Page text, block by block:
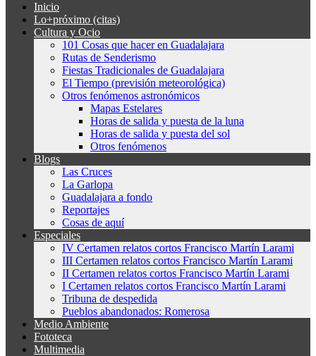
Inicio
Lo+próximo (citas)
Cultura y Ocio
101 Cosas que hacer en Guadalajara
Rutas de Senderismo
Fiestas Tradicionales de Guadalajara
El Tiempo (previsión meteorológica)
Otros fenómenos astronómicos
Mapas Estelares
Horas de salida y puesta de la luna
Horas de salida y puesta del sol
Otros fenómenos
Blogs
Las Cruces
La Garlopa
Guadalajara a fondo
Reportajes
Cosas de aquí
Especiales
IV Certamen relatos cortos Francisco Martín Larami
III Certamen relatos cortos Francisco Martín Larami
II Certamen relatos cortos Francisco Martín Larami
I Certamen relatos cortos Francisco Martín Larami
Tribuna de despedida
Pueblos abandonados: Romerosa
Medio Ambiente
Fototeca
Multimedia